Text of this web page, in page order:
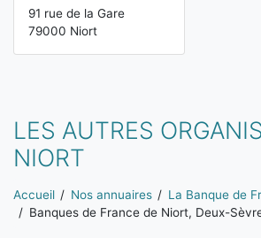
91 rue de la Gare
79000 Niort
LES AUTRES
NIORT
Vous êtes ici:
Accueil Nos annuaires La Banque de
Banques de France de Niort, Deux-